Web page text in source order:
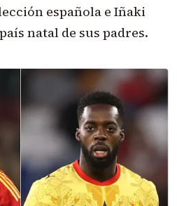
española e Iñaki
natal de sus padres.